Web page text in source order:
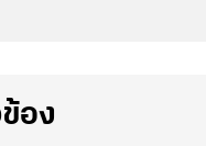
อง